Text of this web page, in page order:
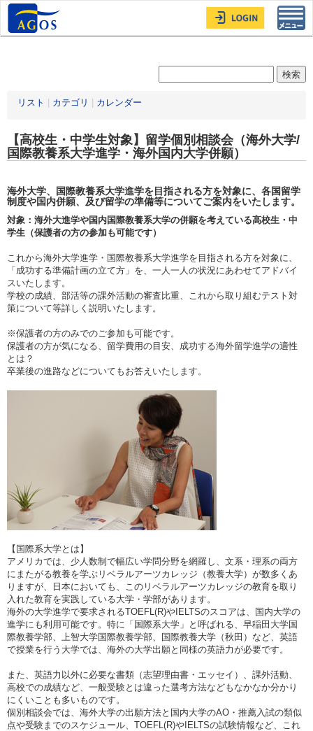
リスト カテゴリ カレンダー
【高校生・中学生対象】留学個別相談会（海外大学/
国際教養系大学進学・海外国内大学併願）
海外大学、国際教養系大学進学を目指される方を対象に、各国留学
制度や国内併願、及び留学の準備等についてご案内をいたします。
対象：海外大進学や国内国際教養系大学の併願を考えている高校生・中
学生（保護者の方の参加も可能です）
これから海外大学進学・国際教養系大学進学を目指される方を対象に、
「成功する準備計画の立て方」を、一人一人の状況にあわせてアドバイ
スいたします。
学校の成績、部活等の課外活動の審査比重、これから取り組むテスト対
策について等詳しく説明いたします。
※保護者の方のみでのご参加も可能です。
保護者の方が気になる、留学費用の目安、成功する海外留学進学の適性
とは？
卒業後の進路などについてもお答えいたします。
【国際系大学とは】
アメリカでは、少人数制で幅広い学問分野を網羅し、文系・理系の両方
にまたがる教養を学ぶリベラルアーツカレッジ（教養大学）が数多くあ
りますが、日本においても、このリベラルアーツカレッジの教育を取り
入れた教育を実践している大学・学部があります。
海外の大学進学で要求されるTOEFL(R)やIELTSのスコアは、国内大学の
進学にも利用可能です。特に「国際系大学」と呼ばれる、早稲田大学国
際教養学部、上智大学国際教養学部、国際教養大学（秋田）など、英語
で授業を行う大学では、海外の大学出願と同様の英語力が必要です。
また、英語力以外に必要な書類（志望理由書・エッセイ）、課外活動、
高校での成績など、一般受験とは違った選考方法などもなかなか分かり
にくいことも多いものです。
個別相談会では、海外大学の出願方法と国内大学のAO・推薦入試の類似
点や受験までのスケジュール、TOEFL(R)やIELTSの試験情報など、これ